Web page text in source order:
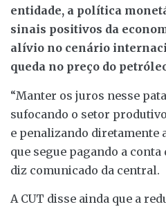
entidade, a política
sinais positivos da
alívio no cenário
queda no preço do
“Manter os juros nesse
sufocando o setor
e penalizando diretamente
que segue pagando a
diz comunicado da central.
A CUT disse ainda que a